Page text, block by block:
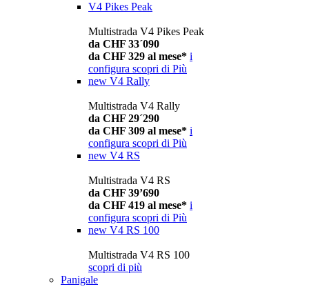
V4 Pikes Peak
Multistrada V4 Pikes Peak
da CHF 33´090
da CHF 329 al mese* i
configura scopri di Più
new V4 Rally
Multistrada V4 Rally
da CHF 29´290
da CHF 309 al mese* i
configura scopri di Più
new V4 RS
Multistrada V4 RS
da CHF 39’690
da CHF 419 al mese* i
configura scopri di Più
new V4 RS 100
Multistrada V4 RS 100
scopri di più
Panigale